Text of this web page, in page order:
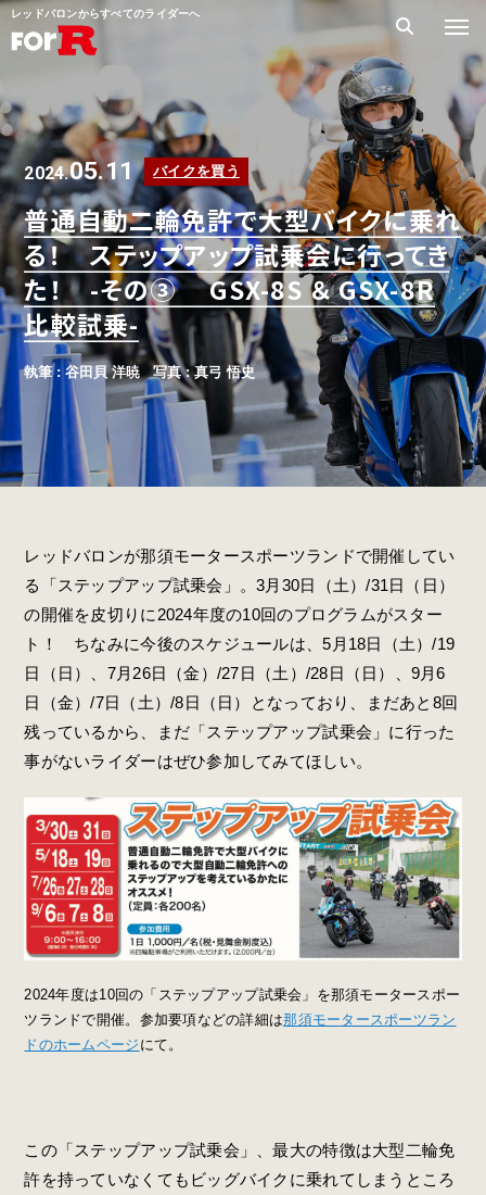
レッドバロンからすべてのライダーへ
2024.05.11 バイクを買う
普通自動二輪免許で大型バイクに乗れ
る！ ステップアップ試乗会に行ってき
た！ -その③ GSX-8S ＆ GSX-8R
比較試乗-
執筆 : 谷田貝 洋暁 写真 : 真弓 悟史
レッドバロンが那須モータースポーツランドで開催してい
る「ステップアップ試乗会」。3月30日（土）/31日（日）
の開催を皮切りに2024年度の10回のプログラムがスター
ト！ ちなみに今後のスケジュールは、5月18日（土）/19
日（日）、7月26日（金）/27日（土）/28日（日）、9月6
日（金）/7日（土）/8日（日）となっており、まだあと8回
残っているから、まだ「ステップアップ試乗会」に行った
事がないライダーはぜひ参加してみてほしい。
2024年度は10回の「ステップアップ試乗会」を那須モータースポー
ツランドで開催。参加要項などの詳細は那須モータースポーツラン
ドのホームページ にて。
この「ステップアップ試乗会」、最大の特徴は大型二輪免
許を持っていなくてもビッグバイクに乗れてしまうところ